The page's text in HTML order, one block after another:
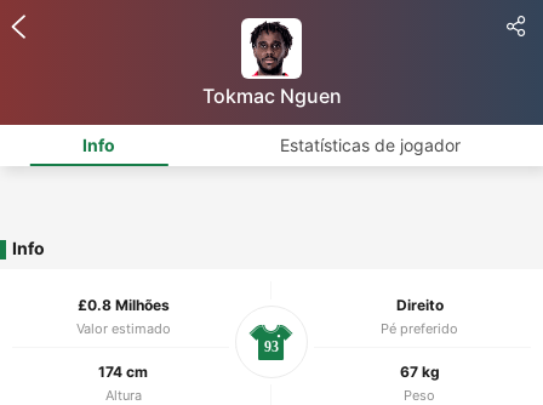
Tokmac Nguen
Info Estatísticas de jogador
Info
£0.8 Milhões
Valor estimado
Direito
Pé preferido
174 cm
Altura
67 kg
Peso
93